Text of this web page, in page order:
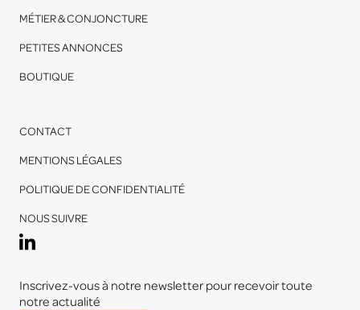
MÉTIER & CONJONCTURE
PETITES ANNONCES
BOUTIQUE
CONTACT
MENTIONS LÉGALES
POLITIQUE DE CONFIDENTIALITÉ
NOUS SUIVRE
Inscrivez-vous à notre newsletter pour recevoir toute
notre actualité